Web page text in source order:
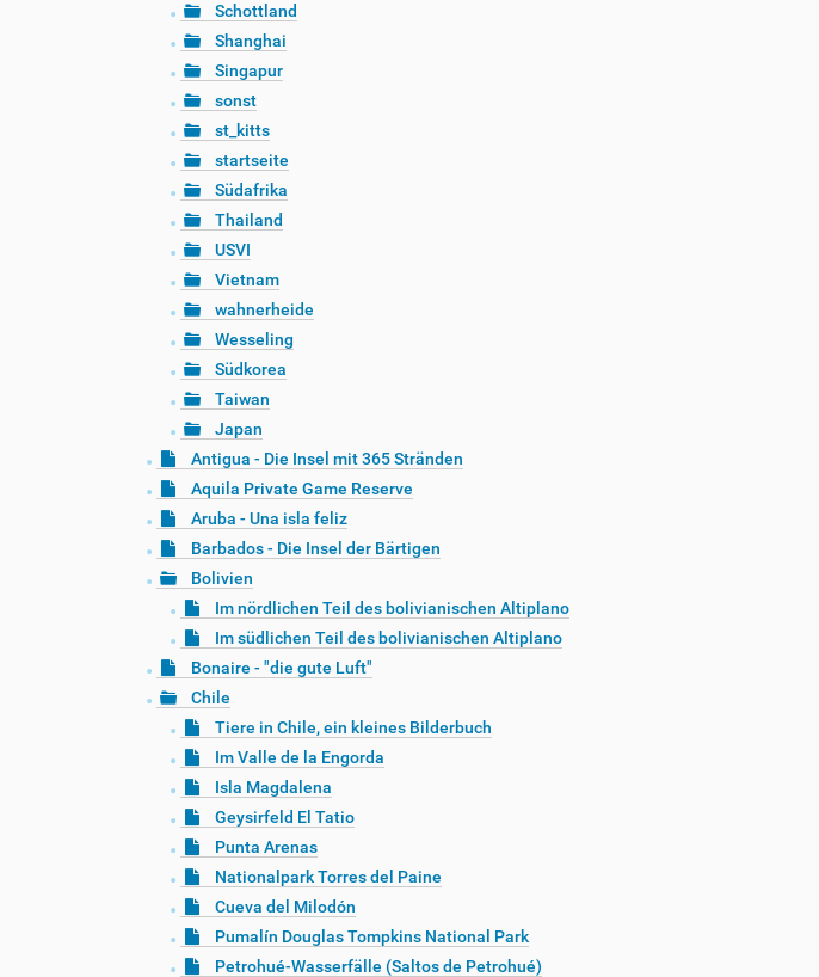
Schottland
Shanghai
Singapur
sonst
st_kitts
startseite
Südafrika
Thailand
USVI
Vietnam
wahnerheide
Wesseling
Südkorea
Taiwan
Japan
Antigua - Die Insel mit 365 Stränden
Aquila Private Game Reserve
Aruba - Una isla feliz
Barbados - Die Insel der Bärtigen
Bolivien
Im nördlichen Teil des bolivianischen Altiplano
Im südlichen Teil des bolivianischen Altiplano
Bonaire - "die gute Luft"
Chile
Tiere in Chile, ein kleines Bilderbuch
Im Valle de la Engorda
Isla Magdalena
Geysirfeld El Tatio
Punta Arenas
Nationalpark Torres del Paine
Cueva del Milodón
Pumalín Douglas Tompkins National Park
Petrohué-Wasserfälle (Saltos de Petrohué)